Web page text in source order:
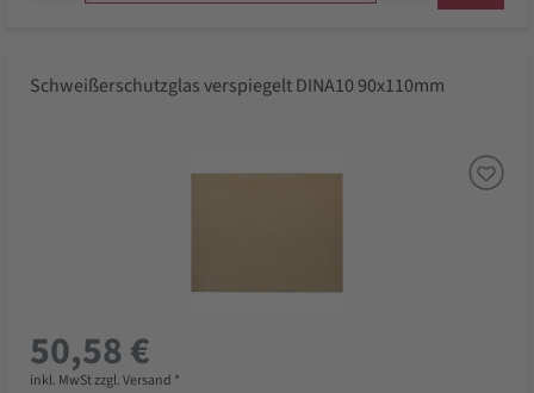
Schweißerschutzglas verspiegelt DINA10 90x110mm
50,58 €
inkl. MwSt zzgl. Versand *